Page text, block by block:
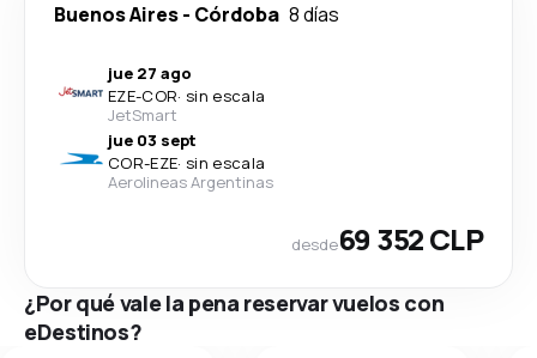
Buenos Aires- Córdoba 8 días
jue 27 ago
EZE-COR· sin escala
JetSmart
jue 03 sept
COR-EZE· sin escala
Aerolineas Argentinas
desde69 352 CLP
¿Por qué vale la pena reservar vuelos con
eDestinos?